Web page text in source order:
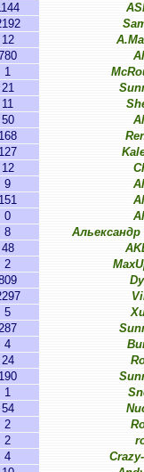
12
1
21
11
50
168
127
12
9
151
0
8
48
2
5
4
24
190
1
54
2
2
4